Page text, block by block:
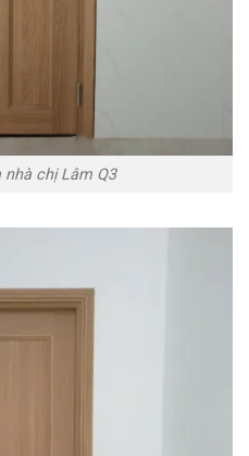
chị Lâm Q3